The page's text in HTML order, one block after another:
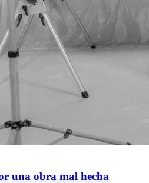
una obra mal hecha